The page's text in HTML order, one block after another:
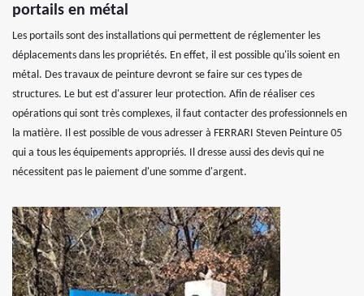
portails en métal
Les portails sont des installations qui permettent de réglementer les
déplacements dans les propriétés. En effet, il est possible qu'ils soient en
métal. Des travaux de peinture devront se faire sur ces types de
structures. Le but est d'assurer leur protection. Afin de réaliser ces
opérations qui sont très complexes, il faut contacter des professionnels en
la matière. Il est possible de vous adresser à FERRARI Steven Peinture 05
qui a tous les équipements appropriés. Il dresse aussi des devis qui ne
nécessitent pas le paiement d'une somme d'argent.